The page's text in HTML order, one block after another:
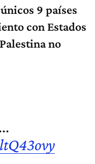
9 países
con Estados
no